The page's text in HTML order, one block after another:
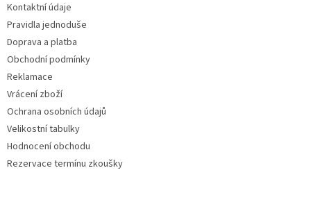
Kontaktní údaje
Pravidla jednoduše
Doprava a platba
Obchodní podmínky
Reklamace
Vrácení zboží
Ochrana osobních údajů
Velikostní tabulky
Hodnocení obchodu
Rezervace termínu zkoušky